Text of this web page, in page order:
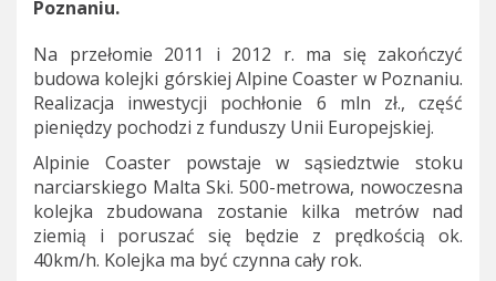
Poznaniu.
Na przełomie 2011 i 2012 r. ma się zakończyć
budowa kolejki górskiej Alpine Coaster w Poznaniu.
Realizacja inwestycji pochłonie 6 mln zł., część
pieniędzy pochodzi z funduszy Unii Europejskiej.
Alpinie Coaster powstaje w sąsiedztwie stoku
narciarskiego Malta Ski. 500-metrowa, nowoczesna
kolejka zbudowana zostanie kilka metrów nad
ziemią i poruszać się będzie z prędkością ok.
40km/h. Kolejka ma być czynna cały rok.